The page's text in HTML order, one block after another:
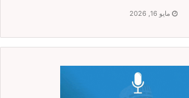
مايو 16, 2026